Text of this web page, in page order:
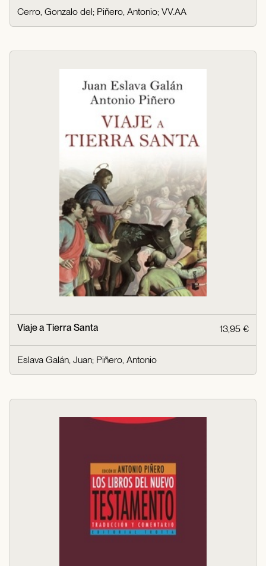
Cerro, Gonzalo del; Piñero, Antonio; VV.AA
Viaje a Tierra Santa 13,95 €
Eslava Galán, Juan; Piñero, Antonio